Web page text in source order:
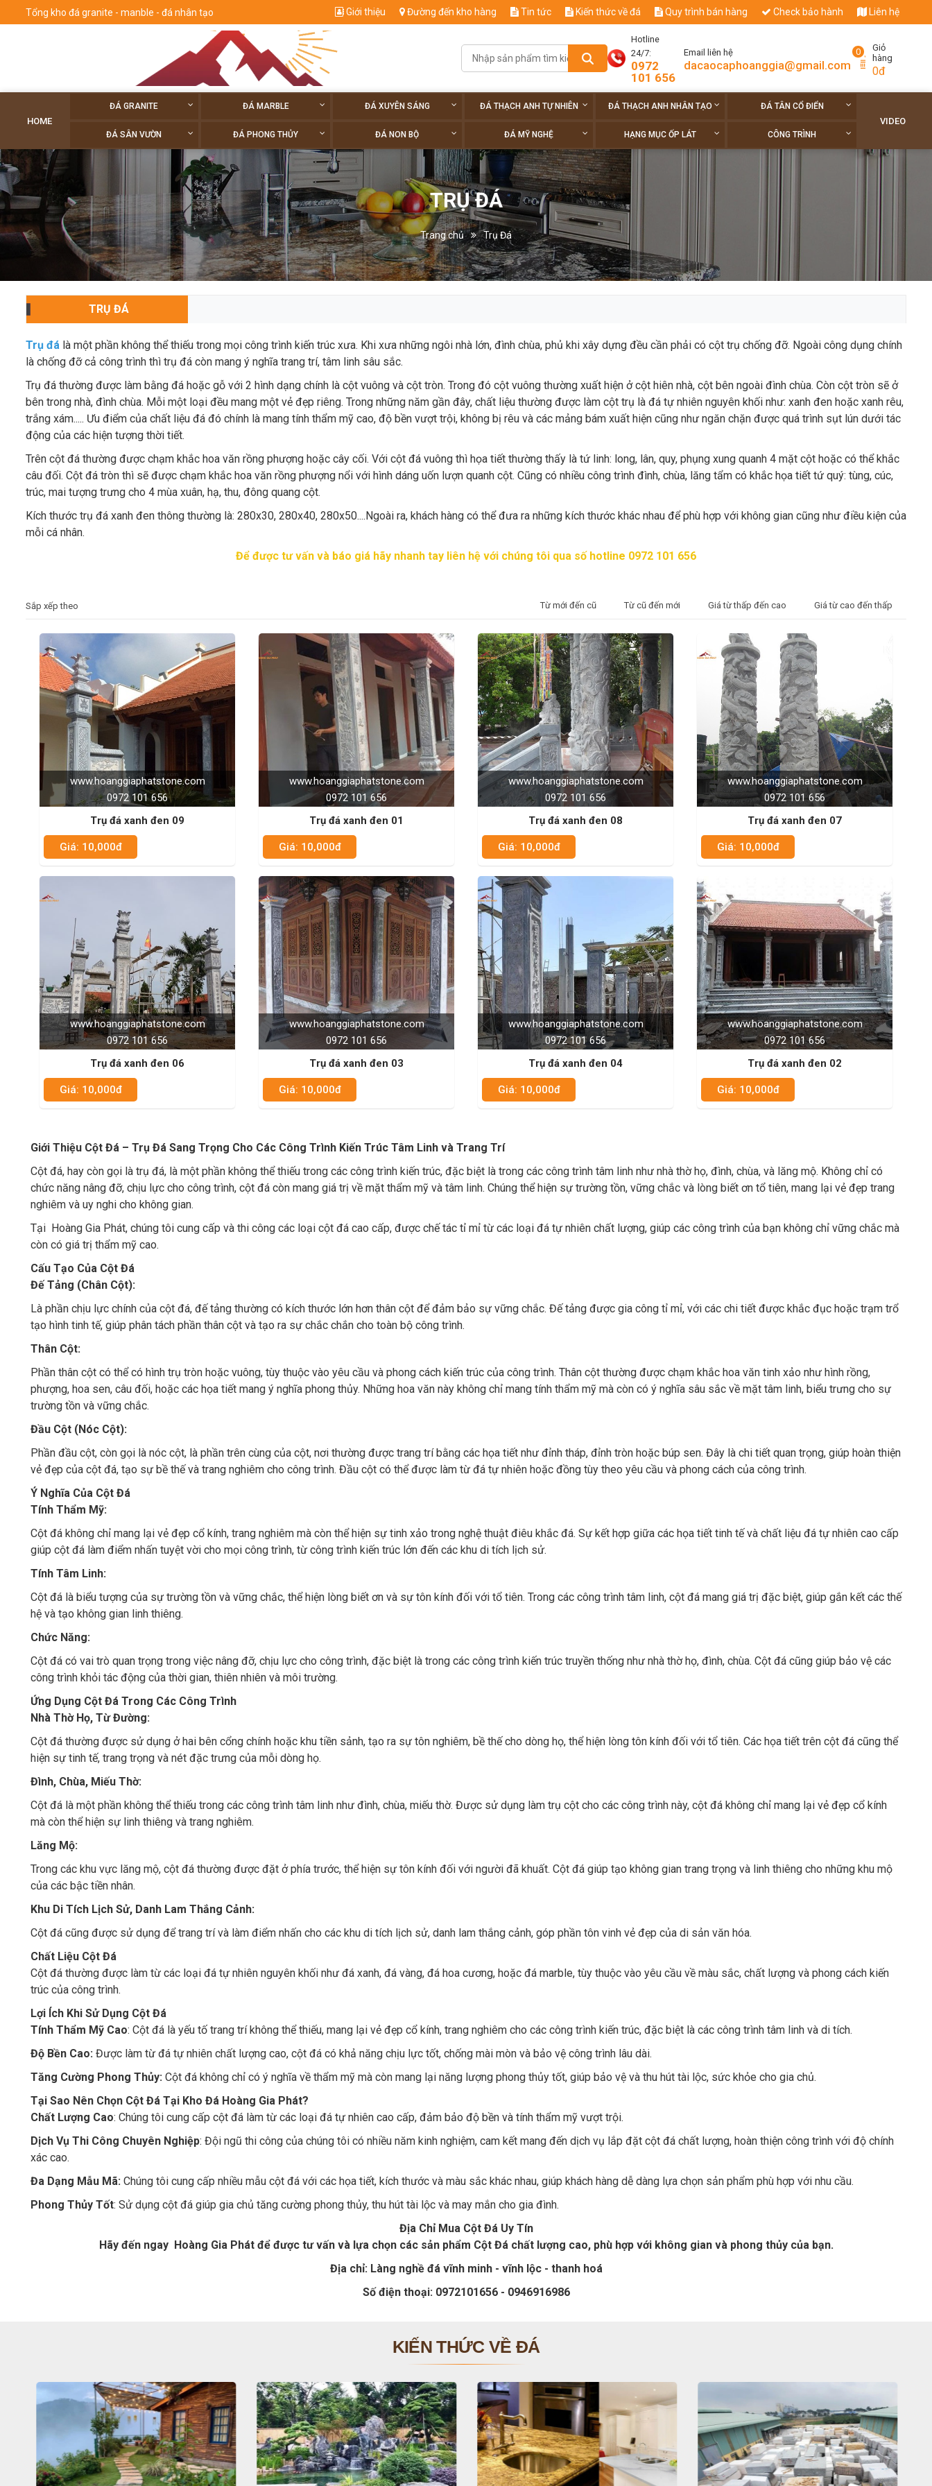
Tổng kho đá granite - manble - đá nhân tạo Giới thiệu Đường đến kho hàng Tin tức Kiến thức về đá Quy trình bán hàng Check bảo hành Liên hệ
Hotline
24/7:
0972
101 656
Email liên hệ
dacaocaphoanggia@gmail.com
0
Giỏ
hàng
0đ
HOME
ĐÁ GRANITE ĐÁ MARBLE ĐÁ XUYÊN SÁNG ĐÁ THẠCH ANH TỰ NHIÊN ĐÁ THẠCH ANH NHÂN TẠO ĐÁ TÂN CỔ ĐIỂN
ĐÁ SÂN VƯỜN ĐÁ PHONG THỦY ĐÁ NON BỘ ĐÁ MỸ NGHỆ HẠNG MỤC ỐP LÁT CÔNG TRÌNH
VIDEO
TRỤ ĐÁ
Trang chủ Trụ Đá
TRỤ ĐÁ
Trụ đá là một phần không thể thiếu trong mọi công trình kiến trúc xưa. Khi xưa những ngôi nhà lớn, đình chùa, phủ khi xây dựng đều cần phải có cột trụ chống đỡ. Ngoài công dụng chính
là chống đỡ cả công trình thì trụ đá còn mang ý nghĩa trang trí, tâm linh sâu sắc.
Trụ đá thường được làm bằng đá hoặc gỗ với 2 hình dạng chính là cột vuông và cột tròn. Trong đó cột vuông thường xuất hiện ở cột hiên nhà, cột bên ngoài đình chùa. Còn cột tròn sẽ ở
bên trong nhà, đình chùa. Mỗi một loại đều mang một vẻ đẹp riêng. Trong những năm gần đây, chất liệu thường được làm cột trụ là đá tự nhiên nguyên khối như: xanh đen hoặc xanh rêu,
trắng xám..... Ưu điểm của chất liệu đá đó chính là mang tính thẩm mỹ cao, độ bền vượt trội, không bị rêu và các mảng bám xuất hiện cũng như ngăn chặn được quá trình sụt lún dưới tác
động của các hiện tượng thời tiết.
Trên cột đá thường được chạm khắc hoa văn rồng phượng hoặc cây cối. Với cột đá vuông thì họa tiết thường thấy là tứ linh: long, lân, quy, phụng xung quanh 4 mặt cột hoặc có thể khắc
câu đối. Cột đá tròn thì sẽ được chạm khắc hoa văn rồng phượng nổi với hình dáng uốn lượn quanh cột. Cũng có nhiều công trình đình, chùa, lăng tẩm có khắc họa tiết tứ quý: tùng, cúc,
trúc, mai tượng trưng cho 4 mùa xuân, hạ, thu, đông quang cột.
Kích thước trụ đá xanh đen thông thường là: 280x30, 280x40, 280x50....Ngoài ra, khách hàng có thể đưa ra những kích thước khác nhau để phù hợp với không gian cũng như điều kiện của
mỗi cá nhân.
Để được tư vấn và báo giá hãy nhanh tay liên hệ với chúng tôi qua số hotline 0972 101 656
Sắp xếp theo Từ mới đến cũ Từ cũ đến mới Giá từ thấp đến cao Giá từ cao đến thấp
www.hoanggiaphatstone.com
0972 101 656
Trụ đá xanh đen 09
Giá: 10,000đ
www.hoanggiaphatstone.com
0972 101 656
Trụ đá xanh đen 01
Giá: 10,000đ
www.hoanggiaphatstone.com
0972 101 656
Trụ đá xanh đen 08
Giá: 10,000đ
www.hoanggiaphatstone.com
0972 101 656
Trụ đá xanh đen 07
Giá: 10,000đ
www.hoanggiaphatstone.com
0972 101 656
Trụ đá xanh đen 06
Giá: 10,000đ
www.hoanggiaphatstone.com
0972 101 656
Trụ đá xanh đen 03
Giá: 10,000đ
www.hoanggiaphatstone.com
0972 101 656
Trụ đá xanh đen 04
Giá: 10,000đ
www.hoanggiaphatstone.com
0972 101 656
Trụ đá xanh đen 02
Giá: 10,000đ
Giới Thiệu Cột Đá – Trụ Đá Sang Trọng Cho Các Công Trình Kiến Trúc Tâm Linh và Trang Trí
Cột đá, hay còn gọi là trụ đá, là một phần không thể thiếu trong các công trình kiến trúc, đặc biệt là trong các công trình tâm linh như nhà thờ họ, đình, chùa, và lăng mộ. Không chỉ có
chức năng nâng đỡ, chịu lực cho công trình, cột đá còn mang giá trị về mặt thẩm mỹ và tâm linh. Chúng thể hiện sự trường tồn, vững chắc và lòng biết ơn tổ tiên, mang lại vẻ đẹp trang
nghiêm và uy nghi cho không gian.
Tại Hoàng Gia Phát, chúng tôi cung cấp và thi công các loại cột đá cao cấp, được chế tác tỉ mỉ từ các loại đá tự nhiên chất lượng, giúp các công trình của bạn không chỉ vững chắc mà
còn có giá trị thẩm mỹ cao.
Cấu Tạo Của Cột Đá
Đế Tảng (Chân Cột):
Là phần chịu lực chính của cột đá, đế tảng thường có kích thước lớn hơn thân cột để đảm bảo sự vững chắc. Đế tảng được gia công tỉ mỉ, với các chi tiết được khắc đục hoặc trạm trổ
tạo hình tinh tế, giúp phân tách phần thân cột và tạo ra sự chắc chắn cho toàn bộ công trình.
Thân Cột:
Phần thân cột có thể có hình trụ tròn hoặc vuông, tùy thuộc vào yêu cầu và phong cách kiến trúc của công trình. Thân cột thường được chạm khắc hoa văn tinh xảo như hình rồng,
phượng, hoa sen, câu đối, hoặc các họa tiết mang ý nghĩa phong thủy. Những hoa văn này không chỉ mang tính thẩm mỹ mà còn có ý nghĩa sâu sắc về mặt tâm linh, biểu trưng cho sự
trường tồn và vững chắc.
Đầu Cột (Nóc Cột):
Phần đầu cột, còn gọi là nóc cột, là phần trên cùng của cột, nơi thường được trang trí bằng các họa tiết như đỉnh tháp, đỉnh tròn hoặc búp sen. Đây là chi tiết quan trọng, giúp hoàn thiện
vẻ đẹp của cột đá, tạo sự bề thế và trang nghiêm cho công trình. Đầu cột có thể được làm từ đá tự nhiên hoặc đồng tùy theo yêu cầu và phong cách của công trình.
Ý Nghĩa Của Cột Đá
Tính Thẩm Mỹ:
Cột đá không chỉ mang lại vẻ đẹp cổ kính, trang nghiêm mà còn thể hiện sự tinh xảo trong nghệ thuật điêu khắc đá. Sự kết hợp giữa các họa tiết tinh tế và chất liệu đá tự nhiên cao cấp
giúp cột đá làm điểm nhấn tuyệt vời cho mọi công trình, từ công trình kiến trúc lớn đến các khu di tích lịch sử.
Tính Tâm Linh:
Cột đá là biểu tượng của sự trường tồn và vững chắc, thể hiện lòng biết ơn và sự tôn kính đối với tổ tiên. Trong các công trình tâm linh, cột đá mang giá trị đặc biệt, giúp gắn kết các thế
hệ và tạo không gian linh thiêng.
Chức Năng:
Cột đá có vai trò quan trọng trong việc nâng đỡ, chịu lực cho công trình, đặc biệt là trong các công trình kiến trúc truyền thống như nhà thờ họ, đình, chùa. Cột đá cũng giúp bảo vệ các
công trình khỏi tác động của thời gian, thiên nhiên và môi trường.
Ứng Dụng Cột Đá Trong Các Công Trình
Nhà Thờ Họ, Từ Đường:
Cột đá thường được sử dụng ở hai bên cổng chính hoặc khu tiền sảnh, tạo ra sự tôn nghiêm, bề thế cho dòng họ, thể hiện lòng tôn kính đối với tổ tiên. Các họa tiết trên cột đá cũng thể
hiện sự tinh tế, trang trọng và nét đặc trưng của mỗi dòng họ.
Đình, Chùa, Miếu Thờ:
Cột đá là một phần không thể thiếu trong các công trình tâm linh như đình, chùa, miếu thờ. Được sử dụng làm trụ cột cho các công trình này, cột đá không chỉ mang lại vẻ đẹp cổ kính
mà còn thể hiện sự linh thiêng và trang nghiêm.
Lăng Mộ:
Trong các khu vực lăng mộ, cột đá thường được đặt ở phía trước, thể hiện sự tôn kính đối với người đã khuất. Cột đá giúp tạo không gian trang trọng và linh thiêng cho những khu mộ
của các bậc tiền nhân.
Khu Di Tích Lịch Sử, Danh Lam Thắng Cảnh:
Cột đá cũng được sử dụng để trang trí và làm điểm nhấn cho các khu di tích lịch sử, danh lam thắng cảnh, góp phần tôn vinh vẻ đẹp của di sản văn hóa.
Chất Liệu Cột Đá
Cột đá thường được làm từ các loại đá tự nhiên nguyên khối như đá xanh, đá vàng, đá hoa cương, hoặc đá marble, tùy thuộc vào yêu cầu về màu sắc, chất lượng và phong cách kiến
trúc của công trình.
Lợi Ích Khi Sử Dụng Cột Đá
Tính Thẩm Mỹ Cao: Cột đá là yếu tố trang trí không thể thiếu, mang lại vẻ đẹp cổ kính, trang nghiêm cho các công trình kiến trúc, đặc biệt là các công trình tâm linh và di tích.
Độ Bền Cao: Được làm từ đá tự nhiên chất lượng cao, cột đá có khả năng chịu lực tốt, chống mài mòn và bảo vệ công trình lâu dài.
Tăng Cường Phong Thủy: Cột đá không chỉ có ý nghĩa về thẩm mỹ mà còn mang lại năng lượng phong thủy tốt, giúp bảo vệ và thu hút tài lộc, sức khỏe cho gia chủ.
Tại Sao Nên Chọn Cột Đá Tại Kho Đá Hoàng Gia Phát?
Chất Lượng Cao: Chúng tôi cung cấp cột đá làm từ các loại đá tự nhiên cao cấp, đảm bảo độ bền và tính thẩm mỹ vượt trội.
Dịch Vụ Thi Công Chuyên Nghiệp: Đội ngũ thi công của chúng tôi có nhiều năm kinh nghiệm, cam kết mang đến dịch vụ lắp đặt cột đá chất lượng, hoàn thiện công trình với độ chính
xác cao.
Đa Dạng Mẫu Mã: Chúng tôi cung cấp nhiều mẫu cột đá với các họa tiết, kích thước và màu sắc khác nhau, giúp khách hàng dễ dàng lựa chọn sản phẩm phù hợp với nhu cầu.
Phong Thủy Tốt: Sử dụng cột đá giúp gia chủ tăng cường phong thủy, thu hút tài lộc và may mắn cho gia đình.
Địa Chỉ Mua Cột Đá Uy Tín
Hãy đến ngay Hoàng Gia Phát để được tư vấn và lựa chọn các sản phẩm Cột Đá chất lượng cao, phù hợp với không gian và phong thủy của bạn.
Địa chỉ: Làng nghề đá vĩnh minh - vĩnh lộc - thanh hoá
Số điện thoại: 0972101656 - 0946916986
KIẾN THỨC VỀ ĐÁ